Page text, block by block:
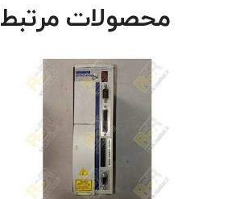
محصولات مرتبط